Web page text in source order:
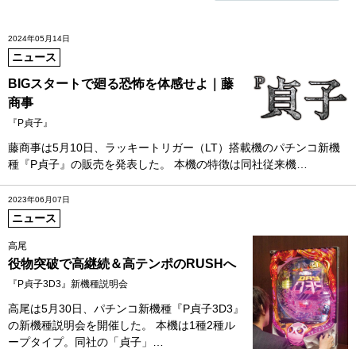
2024年05月14日
ニュース
BIGスタートで廻る恐怖を体感せよ｜藤
商事
『P貞子』
藤商事は5月10日、ラッキートリガー（LT）搭載機のパチンコ新機
種『P貞子』の販売を発表した。 本機の特徴は同社従来機…
2023年06月07日
ニュース
高尾
役物突破で高継続＆高テンポのRUSHへ
『P貞子3D3』新機種説明会
高尾は5月30日、パチンコ新機種『P貞子3D3』
の新機種説明会を開催した。 本機は1種2種ル
ープタイプ。同社の「貞子」…